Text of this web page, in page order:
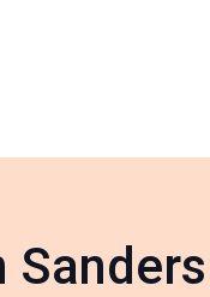
Sanders